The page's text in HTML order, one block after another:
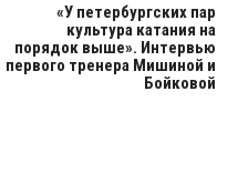
«У петербургских пар
культура катания на
порядок выше». Интервью
первого тренера Мишиной и
Бойковой